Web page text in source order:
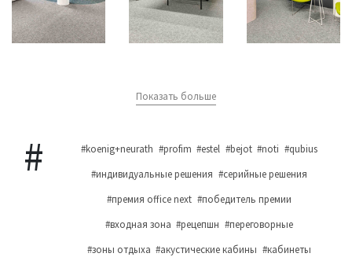
Показать больше
#koenig+neurath #profim #estel #bejot #noti #qubius
#индивидуальные решения #серийные решения
#премия office next #победитель премии
#входная зона #рецепшн #переговорные
#зоны отдыха #акустические кабины #кабинеты